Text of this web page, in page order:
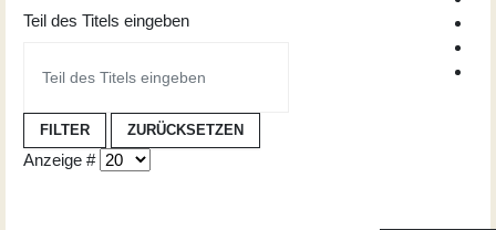
Teil des Titels eingeben
FILTER ZURÜCKSETZEN
Anzeige #